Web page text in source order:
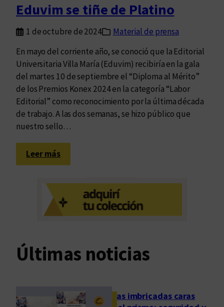
Eduvim se tiñe de Platino
1 de octubre de 2024
Material de prensa
En mayo del corriente año, se conoció que la Editorial
Universitaria Villa María (Eduvim) recibiría en la gala
del martes 10 de septiembre el “Diploma al Mérito”
de los Premios Konex 2024 en la categoría “Labor
Editorial” como reconocimiento por la última década
de trabajo. A las dos semanas, se hizo público que
nuestro sello…
Leer más:
E
v
i
e
ñ
e
Últimas noticias
Las imbricadas caras